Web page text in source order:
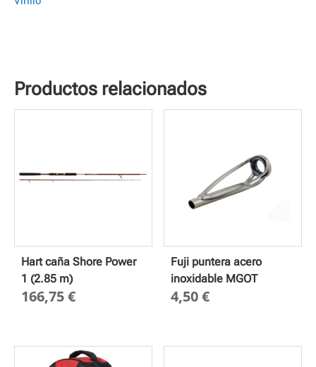
Productos relacionados
Hart caña Shore Power
1 (2.85 m)
166,75€
Fuji puntera acero
inoxidable MGOT
4,50€